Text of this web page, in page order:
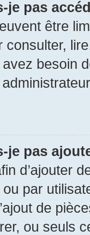
je pas
être
consulter,
besoin
je pas
d’ajouter
par
de
ou seuls